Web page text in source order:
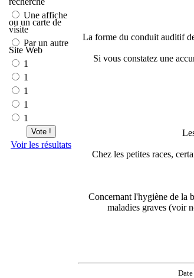
Une affiche
ou un carte de
visite
Par un autre
Site Web
1
1
1
1
1
Vote !
Voir les résultats
La forme du conduit auditif
Si vous constatez une
Chez les petites races,
Concernant l'hygiène de la
maladies graves (voir